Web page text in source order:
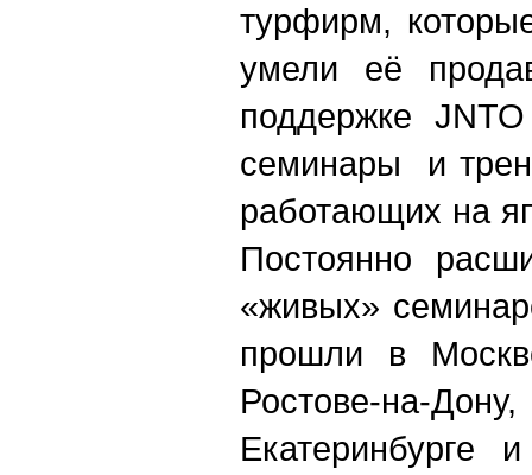
турфирм,
умели её
поддержке
семинары и
работающих на
Постоянно
«живых»
прошли в
Ростове-на-
Екатеринбурге